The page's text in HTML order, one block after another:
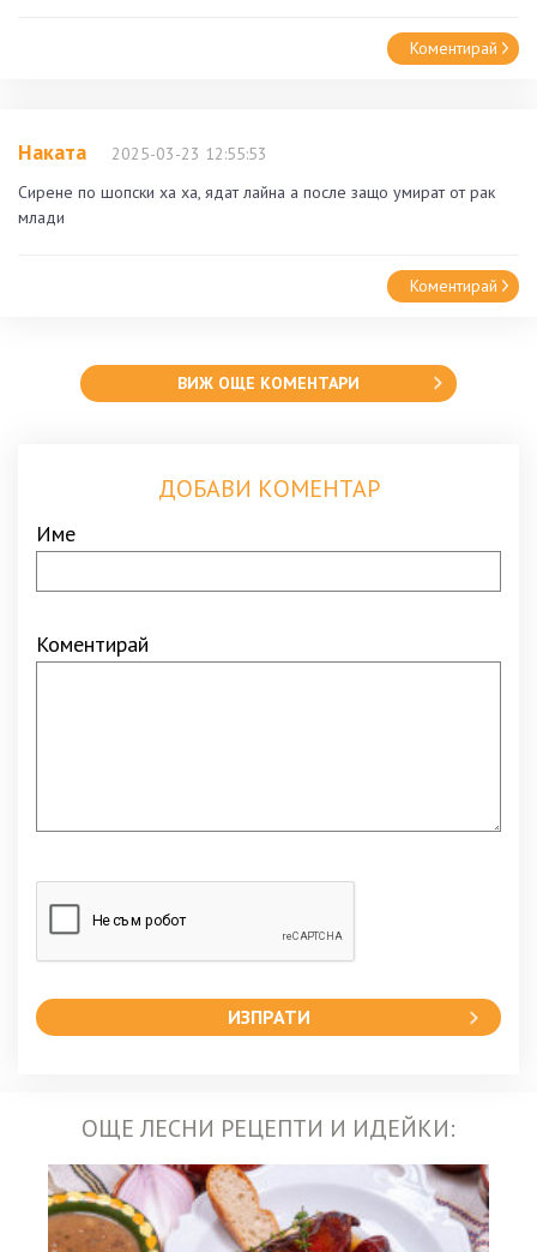
Коментирай
Наката
2025-03-23 12:55:53
Сирене по шопски ха ха, ядат лайна а после защо умират от рак
млади
Коментирай
ВИЖ ОЩЕ КОМЕНТАРИ
ДОБАВИ КОМЕНТАР
Име
Коментирай
ИЗПРАТИ
ОЩЕ ЛЕСНИ РЕЦЕПТИ И ИДЕЙКИ: